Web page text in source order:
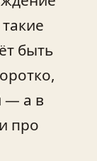
быть
— а в
про